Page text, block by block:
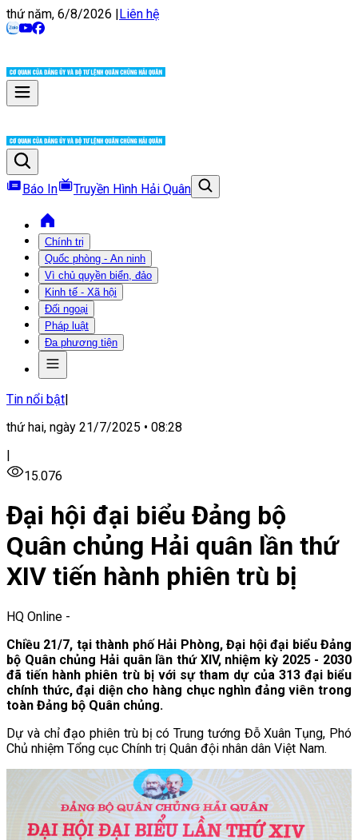
thứ năm, 6/8/2026 |Liên hệ
Báo In Truyền Hình Hải Quân
Chính trị
Quốc phòng - An ninh
Vì chủ quyền biển, đảo
Kinh tế - Xã hội
Đối ngoại
Pháp luật
Đa phương tiện
Tin nổi bật|
thứ hai, ngày 21/7/2025 • 08:28
|
15.076
Đại hội đại biểu Đảng bộ
Quân chủng Hải quân lần thứ
XIV tiến hành phiên trù bị
HQ Online -
Chiều 21/7, tại thành phố Hải Phòng, Đại hội đại biểu Đảng
bộ Quân chủng Hải quân lần thứ XIV, nhiệm kỳ 2025 - 2030
đã tiến hành phiên trù bị với sự tham dự của 313 đại biểu
chính thức, đại diện cho hàng chục nghìn đảng viên trong
toàn Đảng bộ Quân chủng.
Dự và chỉ đạo phiên trù bị có Trung tướng Đỗ Xuân Tụng, Phó
Chủ nhiệm Tổng cục Chính trị Quân đội nhân dân Việt Nam.